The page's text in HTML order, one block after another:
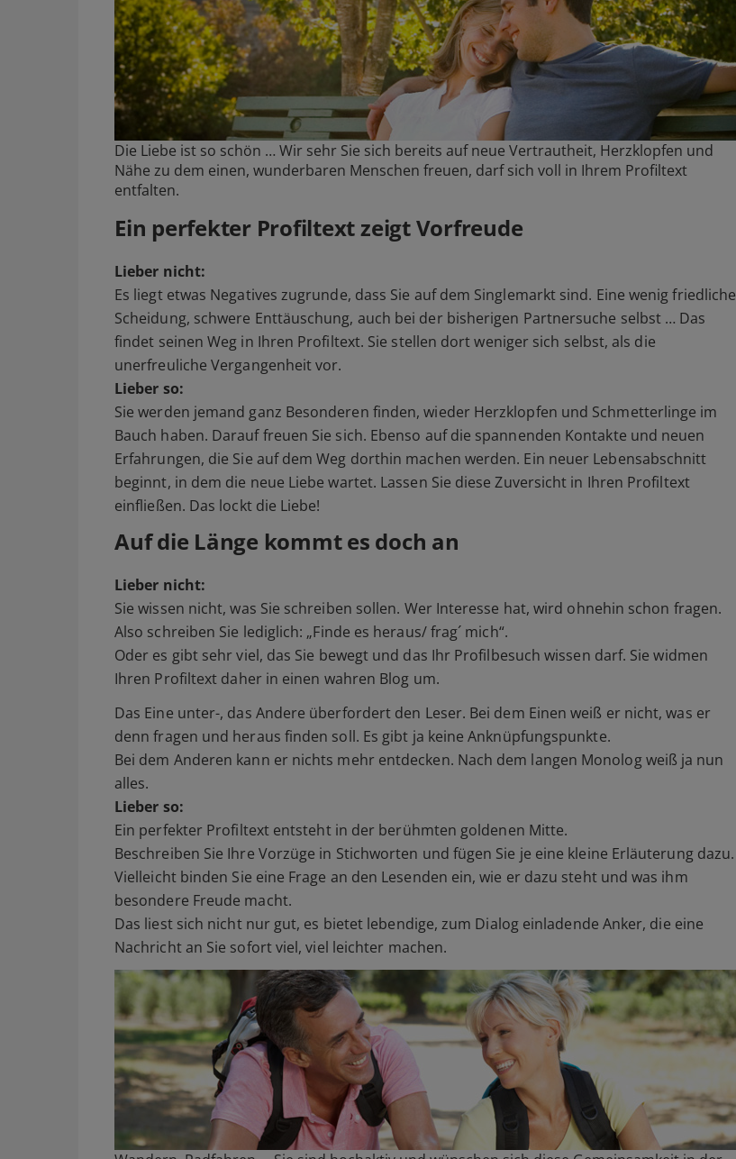
Die Liebe ist so schön … Wir sehr Sie sich bereits auf neue Vertrautheit, Herzklopfen und
Nähe zu dem einen, wunderbaren Menschen freuen, darf sich voll in Ihrem Profiltext
entfalten.
Ein perfekter Profiltext zeigt Vorfreude
Lieber nicht:
Es liegt etwas Negatives zugrunde, dass Sie auf dem Singlemarkt sind. Eine wenig friedliche
Scheidung, schwere Enttäuschung, auch bei der bisherigen Partnersuche selbst … Das
findet seinen Weg in Ihren Profiltext. Sie stellen dort weniger sich selbst, als die
unerfreuliche Vergangenheit vor.
Lieber so:
Sie werden jemand ganz Besonderen finden, wieder Herzklopfen und Schmetterlinge im
Bauch haben. Darauf freuen Sie sich. Ebenso auf die spannenden Kontakte und neuen
Erfahrungen, die Sie auf dem Weg dorthin machen werden. Ein neuer Lebensabschnitt
beginnt, in dem die neue Liebe wartet. Lassen Sie diese Zuversicht in Ihren Profiltext
einfließen. Das lockt die Liebe!
Auf die Länge kommt es doch an
Lieber nicht:
Sie wissen nicht, was Sie schreiben sollen. Wer Interesse hat, wird ohnehin schon fragen.
Also schreiben Sie lediglich: „Finde es heraus/ frag´ mich“.
Oder es gibt sehr viel, das Sie bewegt und das Ihr Profilbesuch wissen darf. Sie widmen
Ihren Profiltext daher in einen wahren Blog um.
Das Eine unter-, das Andere überfordert den Leser. Bei dem Einen weiß er nicht, was er
denn fragen und heraus finden soll. Es gibt ja keine Anknüpfungspunkte.
Bei dem Anderen kann er nichts mehr entdecken. Nach dem langen Monolog weiß ja nun
alles.
Lieber so:
Ein perfekter Profiltext entsteht in der berühmten goldenen Mitte.
Beschreiben Sie Ihre Vorzüge in Stichworten und fügen Sie je eine kleine Erläuterung dazu.
Vielleicht binden Sie eine Frage an den Lesenden ein, wie er dazu steht und was ihm
besondere Freude macht.
Das liest sich nicht nur gut, es bietet lebendige, zum Dialog einladende Anker, die eine
Nachricht an Sie sofort viel, viel leichter machen.